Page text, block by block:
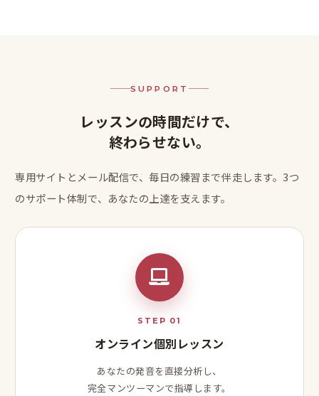
SUPPORT
レッスンの時間だけで、
終わらせない。
専用サイトとメール配信で、毎日の練習まで伴走します。3つ
のサポート体制で、あなたの上達を支えます。
STEP 01
オンライン個別レッスン
あなたの発音を直接分析し、
完全マンツーマンで指導します。